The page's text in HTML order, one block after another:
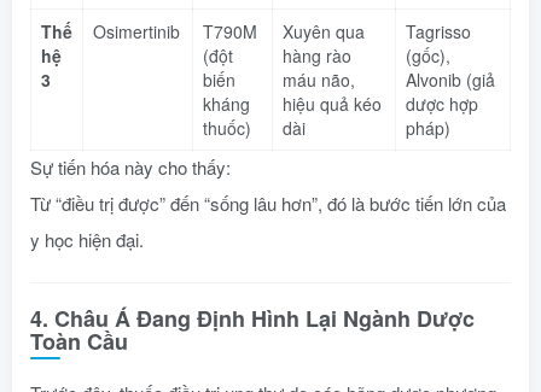
Thế
hệ
3
Osimertinib
T790M
(đột
biến
kháng
thuốc)
Xuyên qua
hàng rào
máu não,
hiệu quả kéo
dài
Tagrisso
(gốc),
Alvonib (giả
dược hợp
pháp)
Sự tiến hóa này cho thấy:
Từ “điều trị được” đến “sống lâu hơn”, đó là bước tiến lớn của
y học hiện đại.
4. Châu Á Đang Định Hình Lại Ngành Dược
Toàn Cầu